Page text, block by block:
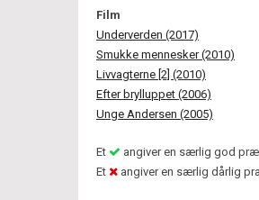
Film
Underverden (2017)
Smukke mennesker (2010)
Livvagterne [2] (2010)
Efter brylluppet (2006)
Unge Andersen (2005)
Et
angiver en særlig god
Et
angiver en særlig dårlig